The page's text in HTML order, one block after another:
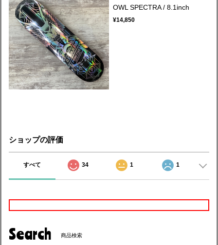
OWL SPECTRA / 8.1inch
¥14,850
ショップの評価
すべて 34 1 1
Search 商品検索